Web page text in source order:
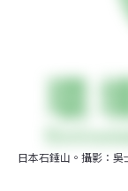
日本石錘山。攝影：吳